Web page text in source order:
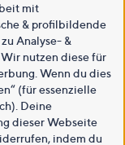
mit
& profilbildende
Analyse- &
nutzen diese für
Wenn du dies
(für essenzielle
Deine
dieser Webseite
indem du